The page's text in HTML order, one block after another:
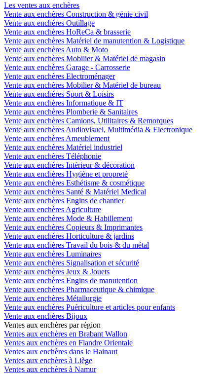
Les ventes aux enchères
Vente aux enchères Construction & génie civil
Vente aux enchères Outillage
Vente aux enchères HoReCa & brasserie
Vente aux enchères Matériel de manutention & Logistique
Vente aux enchères Auto & Moto
Vente aux enchères Mobilier & Matériel de magasin
Vente aux enchères Garage - Carrosserie
Vente aux enchères Electroménager
Vente aux enchères Mobilier & Matériel de bureau
Vente aux enchères Sport & Loisirs
Vente aux enchères Informatique & IT
Vente aux enchères Plomberie & Sanitaires
Vente aux enchères Camions, Utilitaires & Remorques
Vente aux enchères Audiovisuel, Multimédia & Electronique
Vente aux enchères Ameublement
Vente aux enchères Matériel industriel
Vente aux enchères Téléphonie
Vente aux enchères Intérieur & décoration
Vente aux enchères Hygiène et propreté
Vente aux enchères Esthétisme & cosmétique
Vente aux enchères Santé & Matériel Medical
Vente aux enchères Engins de chantier
Vente aux enchères Agriculture
Vente aux enchères Mode & Habillement
Vente aux enchères Copieurs & Imprimantes
Vente aux enchères Horticulture & jardins
Vente aux enchères Travail du bois & du métal
Vente aux enchères Luminaires
Vente aux enchères Signalisation et sécurité
Vente aux enchères Jeux & Jouets
Vente aux enchères Engins de manutention
Vente aux enchères Pharmaceutique & chimique
Vente aux enchères Métallurgie
Vente aux enchères Puériculture et articles pour enfants
Vente aux enchères Bijoux
Ventes aux enchères par région
Ventes aux enchères en Brabant Wallon
Ventes aux enchères en Flandre Orientale
Ventes aux enchères dans le Hainaut
Ventes aux enchères à Liège
Ventes aux enchères à Namur